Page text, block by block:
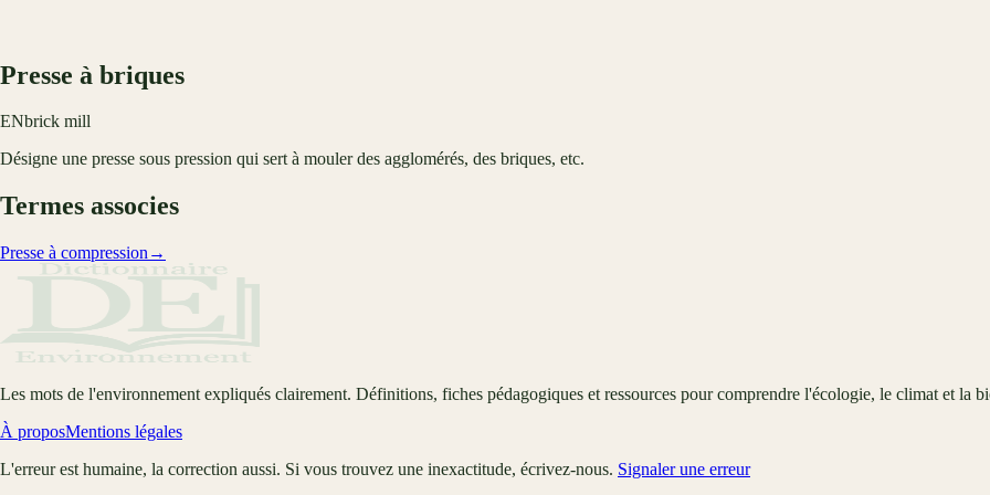
Presse à briques
ENbrick mill
Désigne une presse sous pression qui sert à mouler des agglomérés, des briques, etc.
Termes associes
Presse à compression →
Les mots de l'environnement expliqués clairement. Définitions, fiches pédagogiques et ressources pour comprendre l'écologie, le climat et la
À proposMentions légales
L'erreur est humaine, la correction aussi. Si vous trouvez une inexactitude, écrivez-nous. Signaler une erreur